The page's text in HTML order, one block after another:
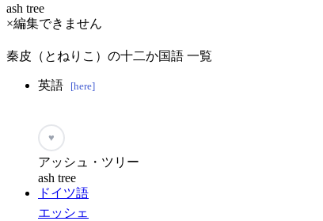
ash tree
×編集できません
秦皮（とねりこ）の十二か国語 一覧
英語 [here]
♥
アッシュ・ツリー
ash tree
ドイツ語
エッシェ